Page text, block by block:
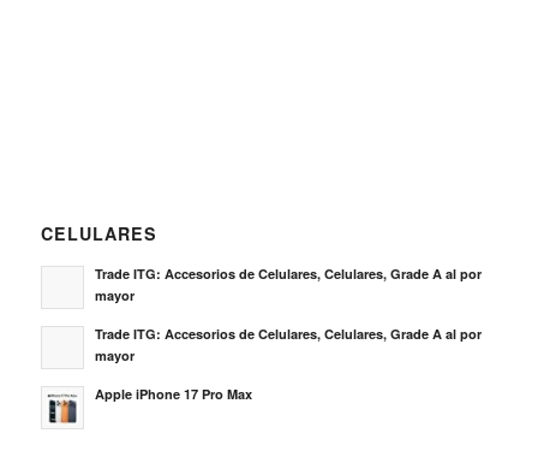
CELULARES
Trade ITG: Accesorios de Celulares, Celulares, Grade A al por
mayor
Trade ITG: Accesorios de Celulares, Celulares, Grade A al por
mayor
Apple iPhone 17 Pro Max